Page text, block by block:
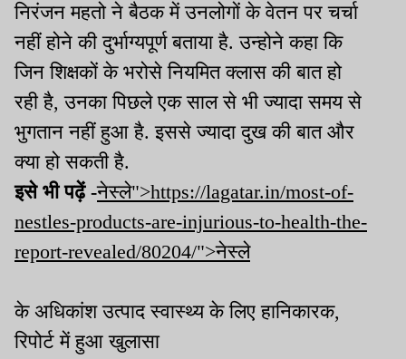
निरंजन महतो ने बैठक में उनलोगों के वेतन पर चर्चा
नहीं होने की दुर्भाग्यपूर्ण बताया है. उन्होने कहा कि
जिन शिक्षकों के भरोसे नियमित क्लास की बात हो
रही है, उनका पिछले एक साल से भी ज्यादा समय से
भुगतान नहीं हुआ है. इससे ज्यादा दुख की बात और
क्या हो सकती है.
इसे भी पढ़ें -नेस्ले">https://lagatar.in/most-of-
nestles-products-are-injurious-to-health-the-
report-revealed/80204/">नेस्ले
के अधिकांश उत्पाद स्वास्थ्य के लिए हानिकारक,
रिपोर्ट में हुआ खुलासा